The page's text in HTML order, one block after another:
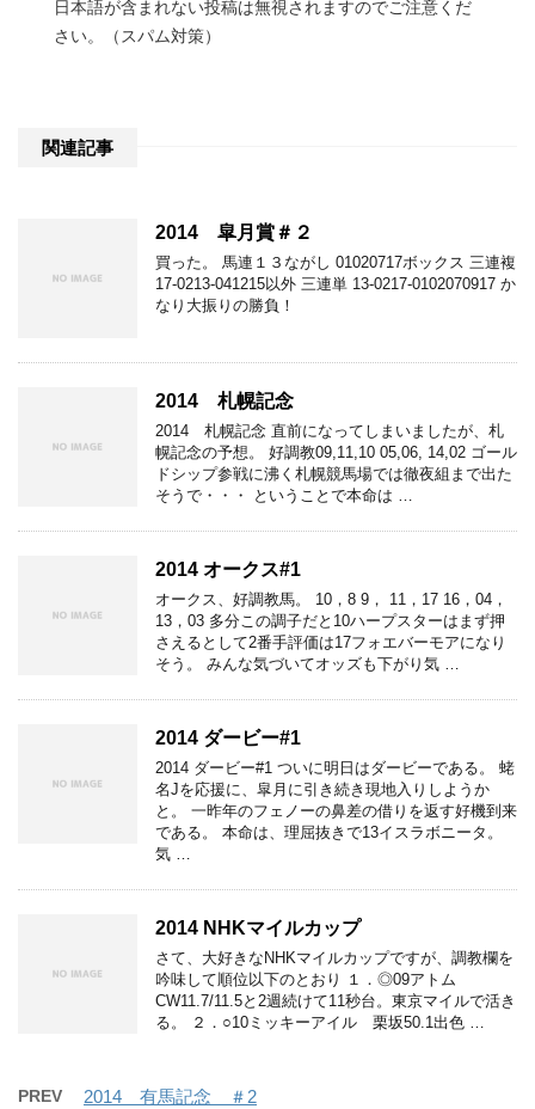
日本語が含まれない投稿は無視されますのでご注意くだ
さい。（スパム対策）
関連記事
2014 皐月賞＃２
買った。 馬連１３ながし 01020717ボックス 三連複
17-0213-041215以外 三連単 13-0217-0102070917 か
なり大振りの勝負！
2014 札幌記念
2014 札幌記念 直前になってしまいましたが、札
幌記念の予想。 好調教09,11,10 05,06, 14,02 ゴール
ドシップ参戦に沸く札幌競馬場では徹夜組まで出た
そうで・・・ ということで本命は …
2014 オークス#1
オークス、好調教馬。 10，8 9， 11，17 16，04，
13，03 多分この調子だと10ハープスターはまず押
さえるとして2番手評価は17フォエバーモアになり
そう。 みんな気づいてオッズも下がり気 …
2014 ダービー#1
2014 ダービー#1 ついに明日はダービーである。 蛯
名Jを応援に、皐月に引き続き現地入りしようか
と。 一昨年のフェノーの鼻差の借りを返す好機到来
である。 本命は、理屈抜きで13イスラボニータ。
気 …
2014 NHKマイルカップ
さて、大好きなNHKマイルカップですが、調教欄を
吟味して順位以下のとおり １．◎09アトム
CW11.7/11.5と2週続けて11秒台。東京マイルで活き
る。 ２．○10ミッキーアイル 栗坂50.1出色 …
PREV 2014 有馬記念 ＃2